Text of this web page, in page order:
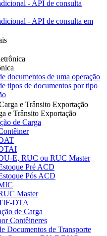
- API de consulta
- API de consulta em
documentos de uma operação
tipos de documentos por tipo
e Trânsito Exportação
e Trânsito Exportação
de Carga
E, RUC ou RUC Master
Pré ACD
Pós ACD
Master
DTA
de Carga
Contêineres
Documentos de Transporte